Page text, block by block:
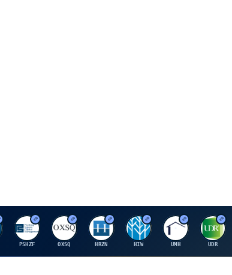
P
PSHZF
O
OXSQ
H
HRZN
H
HIW
U
UMH
U
UDR